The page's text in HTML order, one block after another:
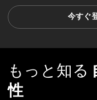
今すぐ
もっと知る
性